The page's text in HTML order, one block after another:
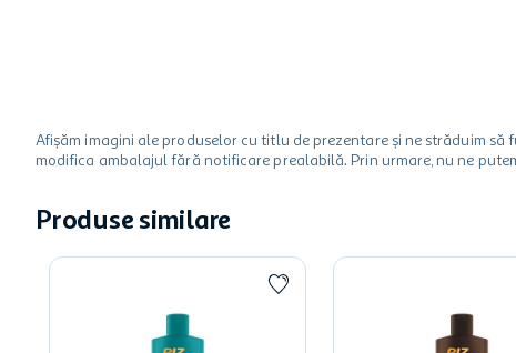
Afișăm imagini ale produselor cu titlu de prezentare și ne străduim
modifica ambalajul fără notificare prealabilă. Prin urmare, nu ne
Produse similare